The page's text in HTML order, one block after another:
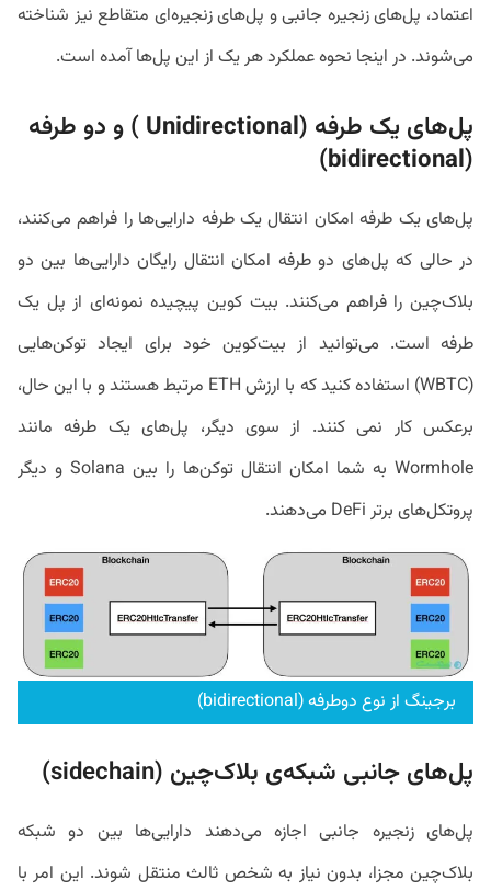
اعتماد، پل‌های زنجیره جانبی و پل‌های زنجیره‌ای متقاطع نیز شناخته
می‌شوند. در اینجا نحوه عملکرد هر یک از این پل‌ها آمده است.
پل‌های یک طرفه (Unidirectional ) و دو طرفه
(
bidirectional
)
پل‌های یک طرفه امکان انتقال یک طرفه دارایی‌ها را فراهم می‌کنند،
در حالی که پل‌های دو طرفه امکان انتقال رایگان دارایی‌ها بین دو
بلاک‌چین را فراهم می‌کنند. بیت کوین پیچیده نمونه‌ای از پل یک
طرفه است. می‌توانید از بیت‌کوین خود برای ایجاد توکن‌هایی
(WBTC) استفاده کنید که با ارزش ETH مرتبط هستند و با این حال،
برعکس کار نمی کنند. از سوی دیگر، پل‌های یک طرفه مانند
Wormhole به شما امکان انتقال توکن‌ها را بین Solana و دیگر
پروتکل‌های برتر DeFi می‌دهند.
برجینگ از نوع دوطرفه (bidirectional)
پل‌های جانبی شبکه‌ی بلاک‌چین (sidechain)
پل‌های زنجیره جانبی اجازه می‌دهند دارایی‌ها بین دو شبکه
بلاک‌چین مجزا، بدون نیاز به شخص ثالث منتقل شوند. این امر با